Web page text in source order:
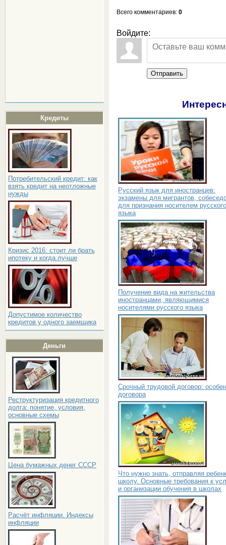
Кредиты
Потребительский кредит: как
взять кредит на неотложные
нужды
Кризис 2016: стоит ли брать
ипотеку и когда лучше
Допустимое количество
кредитов у одного заемщика
Деньги
Реструктуризация кредитного
долга: понятие, условия,
основные схемы
Цена бумажных денег СССР
Расчёт инфляции. Индексы
инфляции
Всего комментариев: 0
Войдите:
Отправить
Русский язык для иностранцев:
экзамены для мигрантов,
для признания носителем русского
языка
Получение вида на жительства
иностранцами, являющимися
носителями русского языка
Срочный трудовой договор:
договора
Что нужно знать, отправляя
школу. Основные требования к
и организации обучения в школах